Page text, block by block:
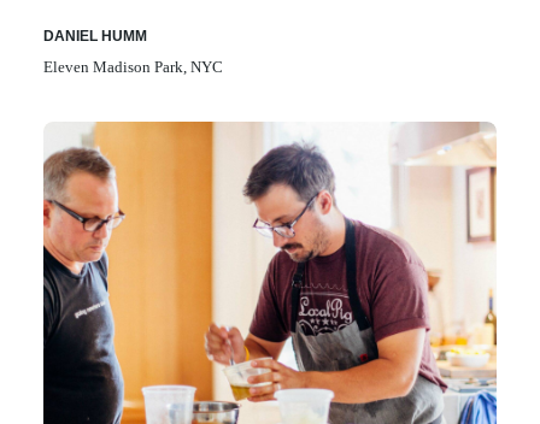
DANIEL HUMM
Eleven Madison Park, NYC